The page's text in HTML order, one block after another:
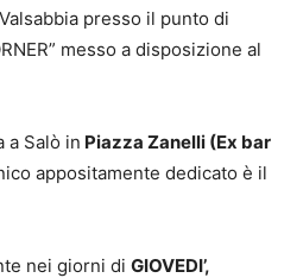
presso il punto di
messo a disposizione al
a Salò in Piazza Zanelli (Ex bar
appositamente dedicato è il
nei giorni di GIOVEDI’,